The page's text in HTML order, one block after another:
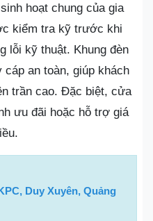
hoạt chung của gia
kiểm tra kỹ trước khi
lỗi kỹ thuật. Khung đèn
an toàn, giúp khách
trần cao. Đặc biệt, cửa
ưu đãi hoặc hỗ trợ giá
Duy Xuyên, Quảng